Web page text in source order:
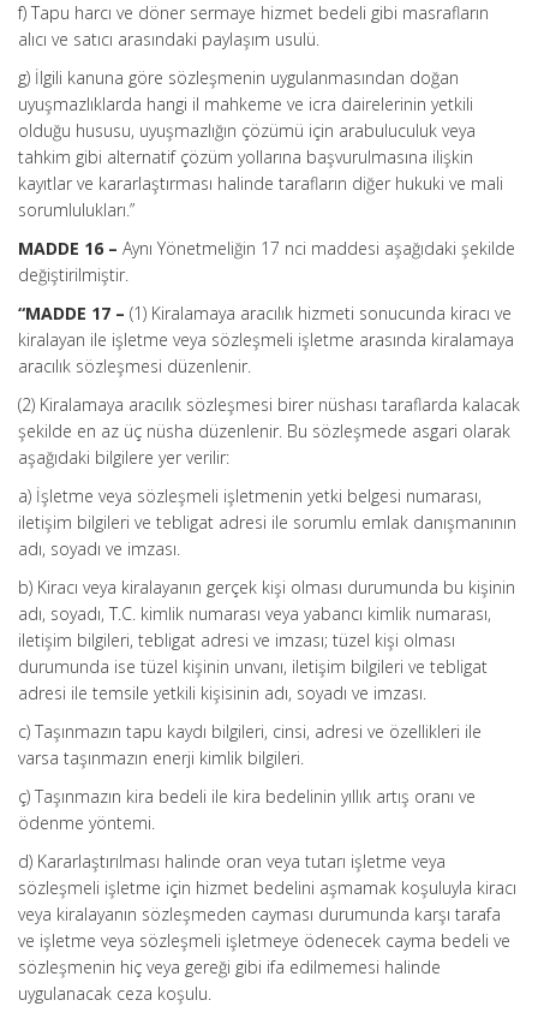
f) Tapu harcı ve döner sermaye hizmet bedeli gibi masrafların
alıcı ve satıcı arasındaki paylaşım usulü.
g) İlgili kanuna göre sözleşmenin uygulanmasından doğan
uyuşmazlıklarda hangi il mahkeme ve icra dairelerinin yetkili
olduğu hususu, uyuşmazlığın çözümü için arabuluculuk veya
tahkim gibi alternatif çözüm yollarına başvurulmasına ilişkin
kayıtlar ve kararlaştırması halinde tarafların diğer hukuki ve mali
sorumlulukları.”
MADDE 16 – Aynı Yönetmeliğin 17 nci maddesi aşağıdaki şekilde
değiştirilmiştir.
“MADDE 17 – (1) Kiralamaya aracılık hizmeti sonucunda kiracı ve
kiralayan ile işletme veya sözleşmeli işletme arasında kiralamaya
aracılık sözleşmesi düzenlenir.
(2) Kiralamaya aracılık sözleşmesi birer nüshası taraflarda kalacak
şekilde en az üç nüsha düzenlenir. Bu sözleşmede asgari olarak
aşağıdaki bilgilere yer verilir:
a) İşletme veya sözleşmeli işletmenin yetki belgesi numarası,
iletişim bilgileri ve tebligat adresi ile sorumlu emlak danışmanının
adı, soyadı ve imzası.
b) Kiracı veya kiralayanın gerçek kişi olması durumunda bu kişinin
adı, soyadı, T.C. kimlik numarası veya yabancı kimlik numarası,
iletişim bilgileri, tebligat adresi ve imzası; tüzel kişi olması
durumunda ise tüzel kişinin unvanı, iletişim bilgileri ve tebligat
adresi ile temsile yetkili kişisinin adı, soyadı ve imzası.
c) Taşınmazın tapu kaydı bilgileri, cinsi, adresi ve özellikleri ile
varsa taşınmazın enerji kimlik bilgileri.
ç) Taşınmazın kira bedeli ile kira bedelinin yıllık artış oranı ve
ödenme yöntemi.
d) Kararlaştırılması halinde oran veya tutarı işletme veya
sözleşmeli işletme için hizmet bedelini aşmamak koşuluyla kiracı
veya kiralayanın sözleşmeden cayması durumunda karşı tarafa
ve işletme veya sözleşmeli işletmeye ödenecek cayma bedeli ve
sözleşmenin hiç veya gereği gibi ifa edilmemesi halinde
uygulanacak ceza koşulu.